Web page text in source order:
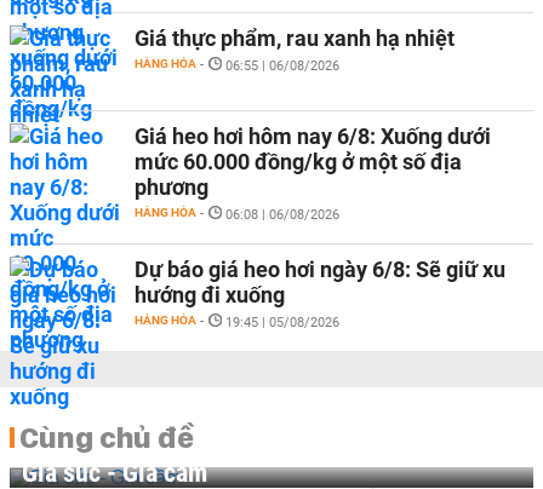
Giá thực phẩm, rau xanh hạ nhiệt
HÀNG HÓA - 06:55 | 06/08/2026
Giá heo hơi hôm nay 6/8: Xuống dưới
mức 60.000 đồng/kg ở một số địa
phương
HÀNG HÓA - 06:08 | 06/08/2026
Dự báo giá heo hơi ngày 6/8: Sẽ giữ xu
hướng đi xuống
HÀNG HÓA - 19:45 | 05/08/2026
Cùng chủ đề
Gia súc - Gia cầm